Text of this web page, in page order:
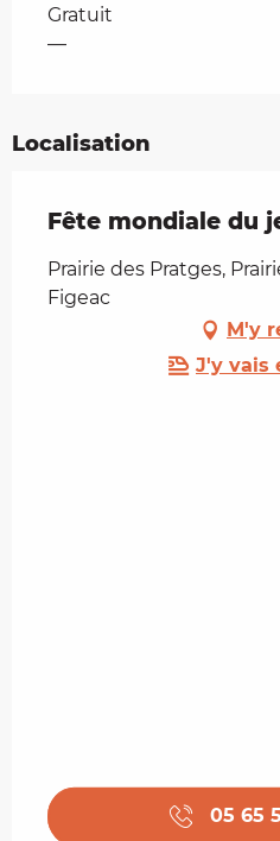
Tarifs 2026
Gratuit
—
Localisation
Fête mondiale du
Prairie des Pratges,
Figeac
M'y
J'y vais
05 65